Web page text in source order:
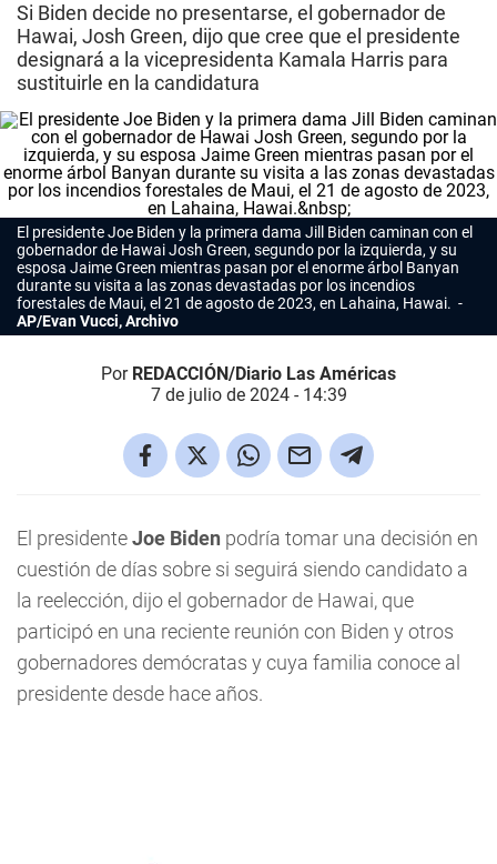
Si Biden decide no presentarse, el gobernador de
Hawai, Josh Green, dijo que cree que el presidente
designará a la vicepresidenta Kamala Harris para
sustituirle en la candidatura
El presidente Joe Biden y la primera dama Jill Biden caminan con el
gobernador de Hawai Josh Green, segundo por la izquierda, y su
esposa Jaime Green mientras pasan por el enorme árbol Banyan
durante su visita a las zonas devastadas por los incendios
forestales de Maui, el 21 de agosto de 2023, en Lahaina, Hawai.
AP/Evan Vucci, Archivo
Por REDACCIÓN/Diario Las Américas
7 de julio de 2024 - 14:39
El presidenteJoe Biden podría tomar una decisión en
cuestión de días sobre si seguirá siendo candidato a
la reelección, dijo el gobernador de Hawai, que
participó en una reciente reunión con Biden y otros
gobernadores demócratas y cuya familia conoce al
presidente desde hace años.